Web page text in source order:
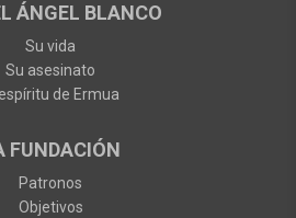
ÁNGEL BLANCO
Su vida
Su asesinato
de Ermua
FUNDACIÓN
Patronos
Objetivos